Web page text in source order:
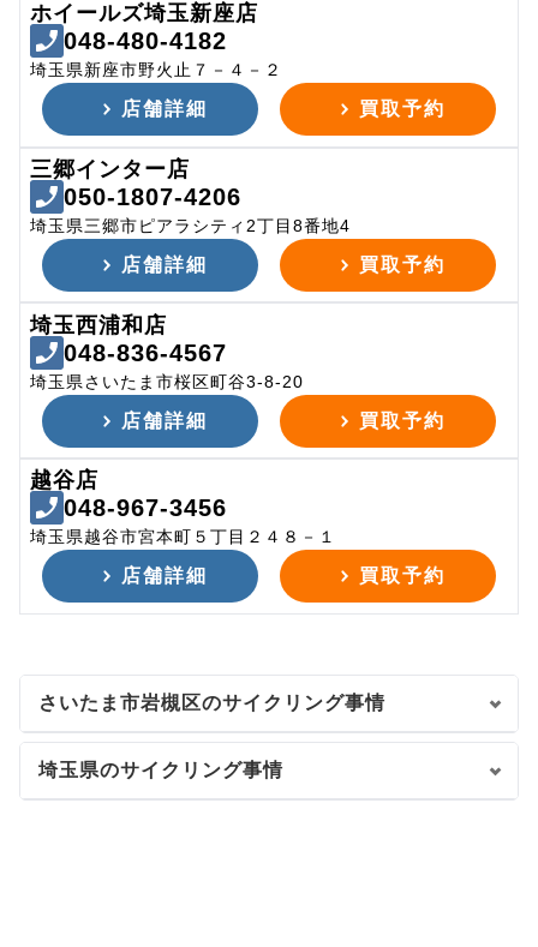
ホイールズ埼玉新座店
048-480-4182
埼玉県新座市野火止７－４－２
店舗詳細 買取予約
三郷インター店
050-1807-4206
埼玉県三郷市ピアラシティ2丁目8番地4
店舗詳細 買取予約
埼玉西浦和店
048-836-4567
埼玉県さいたま市桜区町谷3-8-20
店舗詳細 買取予約
越谷店
048-967-3456
埼玉県越谷市宮本町５丁目２４８－１
店舗詳細 買取予約
さいたま市岩槻区のサイクリング事情
埼玉県のサイクリング事情